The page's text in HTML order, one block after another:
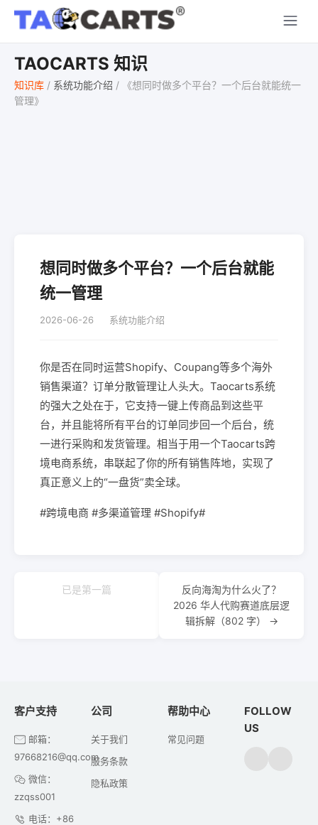
TAOCARTS 知识
知识库 / 系统功能介绍 /
《想同时做多个平台？一个后台就能统一
管理‌》
想同时做多个平台？一个后台就能
统一管理‌
2026-06-26 系统功能介绍
你是否在同时运营Shopify、Coupang等多个海外
销售渠道？订单分散管理让人头大。Taocarts系统
的强大之处在于，它支持‌一键上传商品‌到这些平
台，并且能将所有平台的订单同步回一个后台，统
一进行采购和发货管理。相当于用一个‌Taocarts跨
境电商系统‌，串联起了你的所有销售阵地，实现了
真正意义上的“一盘货”卖全球。
#跨境电商 #多渠道管理 #Shopify#
已是第一篇
反向海淘为什么火了？
2026 华人代购赛道底层逻
辑拆解（802 字） →
客户支持
邮箱：
97668216@qq.com
微信：
zzqss001
电话：+86
公司
关于我们
服务条款
隐私政策
帮助中心
常见问题
FOLLOW
US